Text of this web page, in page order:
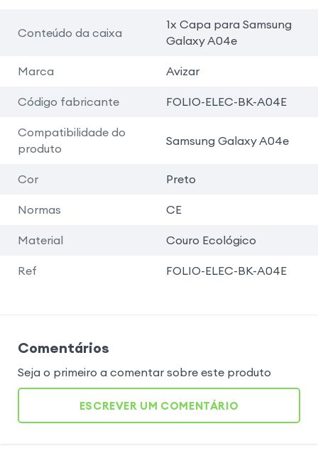
Conteúdo da caixa
1x Capa para Samsung
Galaxy A04e
Marca Avizar
Código fabricante FOLIO-ELEC-BK-A04E
Compatibilidade do
produto
Samsung Galaxy A04e
Cor Preto
Normas CE
Material Couro Ecológico
Ref FOLIO-ELEC-BK-A04E
Comentários
Seja o primeiro a comentar sobre este produto
ESCREVER UM COMENTÁRIO